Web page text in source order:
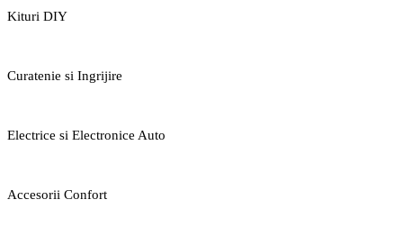
Kituri DIY
Curatenie si Ingrijire
Electrice si Electronice Auto
Accesorii Confort